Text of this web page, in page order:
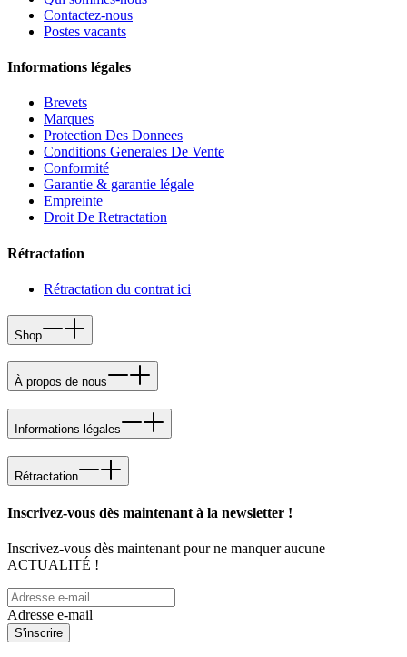
Contactez-nous
Postes vacants
Informations légales
Brevets
Marques
Protection Des Donnees
Conditions Generales De Vente
Conformité
Garantie & garantie légale
Empreinte
Droit De Retractation
Rétractation
Rétractation du contrat ici
Shop
À propos de nous
Informations légales
Rétractation
Inscrivez-vous dès maintenant à la newsletter !
Inscrivez-vous dès maintenant pour ne manquer aucune
ACTUALITÉ !
Adresse e-mail
S'inscrire